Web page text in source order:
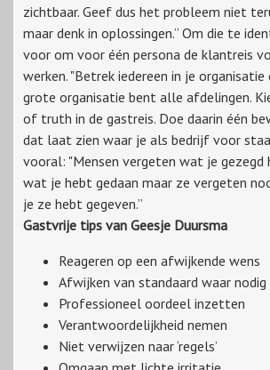
zichtbaar. Geef dus het probleem niet
maar denk in oplossingen.” Om die te
voor om voor één persona de klantreis
werken. "Betrek iedereen in je organisatie
grote organisatie bent alle afdelingen.
of truth in de gastreis. Doe daarin één
dat laat zien waar je als bedrijf voor
vooral: "Mensen vergeten wat je gezegd
wat je hebt gedaan maar ze vergeten
je ze hebt gegeven.”
Gastvrije tips van Geesje Duursma
Reageren op een afwijkende wens
Afwijken van standaard waar nodig
Professioneel oordeel inzetten
Verantwoordelijkheid nemen
Niet verwijzen naar ‘regels’